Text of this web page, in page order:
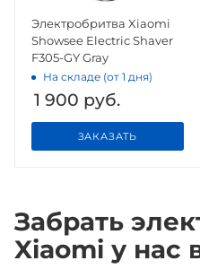
Электробритва Xiaomi
Showsee Electric Shaver
F305-GY Gray
На складе (от 1 дня)
1 900 руб.
ЗАКАЗАТЬ
Забрать
Xiaomi у нас